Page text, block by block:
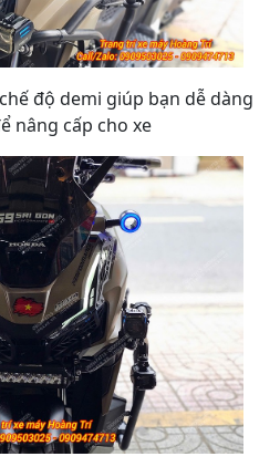
độ demi giúp bạn dễ dàng
nâng cấp cho xe